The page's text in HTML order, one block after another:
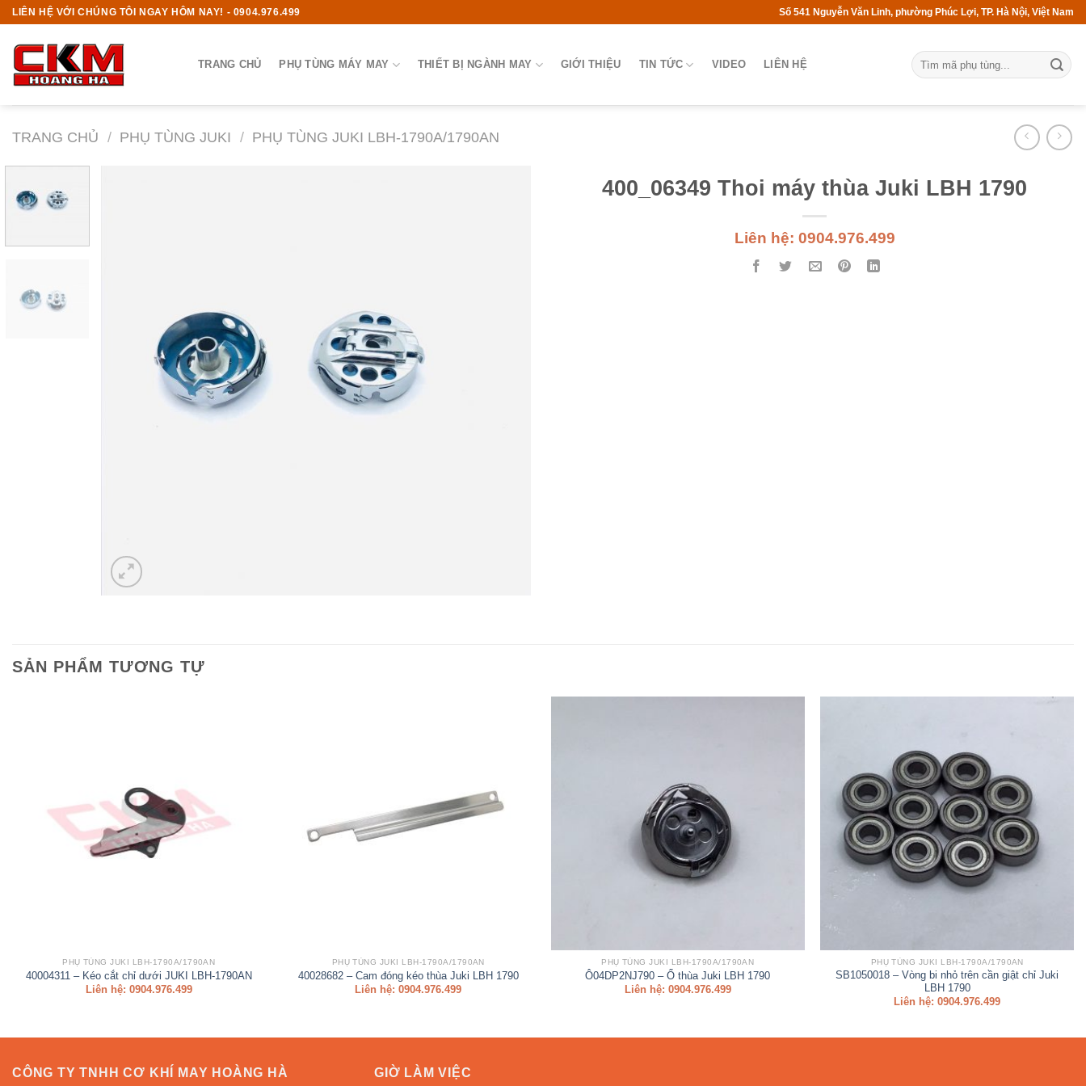
Skip
content
LIÊN HỆ VỚI CHÚNG TÔI NGAY HÔM NAY! - 0904.976.499 Số 541 Nguyễn Văn Linh, phường Phúc Lợi, TP. Hà Nội, Việt Nam
TRANG CHỦ PHỤ TÙNG MÁY MAY THIẾT BỊ NGÀNH MAY GIỚI THIỆU TIN TỨC VIDEO LIÊN HỆ
TRANG CHỦ / PHỤ TÙNG JUKI / PHỤ TÙNG JUKI LBH-1790A/1790AN
400_06349 Thoi máy thùa Juki LBH 1790
Liên hệ: 0904.976.499
SẢN PHẨM TƯƠNG TỰ
PHỤ TÙNG JUKI LBH-1790A/1790AN
40004311 – Kéo cắt chỉ dưới JUKI LBH-1790AN
Liên hệ: 0904.976.499
PHỤ TÙNG JUKI LBH-1790A/1790AN
40028682 – Cam đóng kéo thùa Juki LBH 1790
Liên hệ: 0904.976.499
PHỤ TÙNG JUKI LBH-1790A/1790AN
Ô04DP2NJ790 – Ổ thùa Juki LBH 1790
Liên hệ: 0904.976.499
PHỤ TÙNG JUKI LBH-1790A/1790AN
SB1050018 – Vòng bi nhỏ trên cần giật chỉ Juki
LBH 1790
Liên hệ: 0904.976.499
CÔNG TY TNHH CƠ KHÍ MAY HOÀNG HÀ GIỜ LÀM VIỆC